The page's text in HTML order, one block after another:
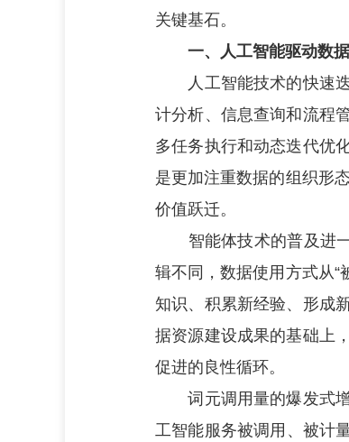
关键基石。
一、人工智能驱动数据
人工智能技术的快速迭
计分析、信息查询和流程
多任务执行和动态迭代优
是更加注重数据的组织形
价值跃迁。
智能体技术的普及进一
辑不同，数据使用方式从“
知识、积累新经验、形成
据资源建设成果的基础上
促进的良性循环。
词元调用量的爆发式增
工智能服务被调用、被计